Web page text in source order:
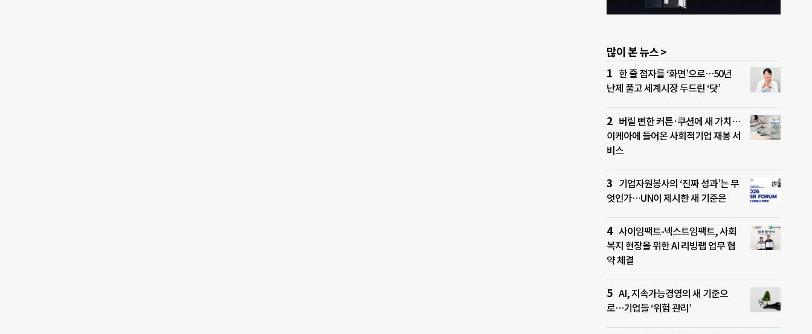
많이 본 뉴스 >
한 줄 점자를 ‘화면’으로…50년
난제 풀고 세계시장 두드린 ‘닷’
버릴 뻔한 커튼·쿠션에 새 가치…
이케아에 들어온 사회적기업 재봉 서
비스
기업자원봉사의 ‘진짜 성과’는 무
엇인가…UN이 제시한 새 기준은
사이임팩트-넥스트임팩트, 사회
복지 현장을 위한 AI 리빙랩 업무 협
약 체결
AI, 지속가능경영의 새 기준으
로…기업들 ‘위험 관리’